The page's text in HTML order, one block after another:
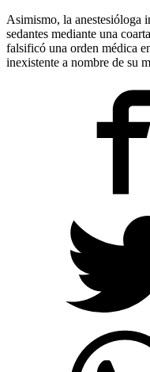
Asimismo, la anestesióloga
sedantes mediante una
falsificó una orden médica
inexistente a nombre de su